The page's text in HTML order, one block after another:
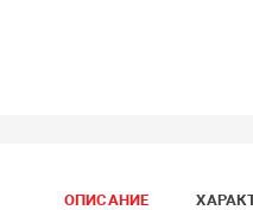
ОПИСАНИЕ